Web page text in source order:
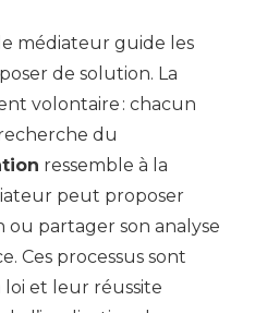
médiateur guide les
de solution. La
volontaire : chacun
du
ressemble à la
peut proposer
partager son analyse
Ces processus sont
et leur réussite